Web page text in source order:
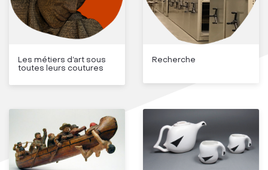
Les métiers d’art sous
toutes leurs coutures
Recherche